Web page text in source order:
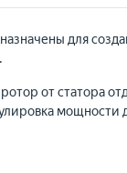
для
от